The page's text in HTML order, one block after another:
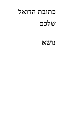
כתובת הדואל
שלכם
נושא